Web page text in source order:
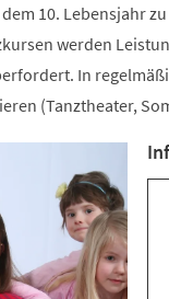
10. Lebensjahr
werden
In
(Tanztheater,